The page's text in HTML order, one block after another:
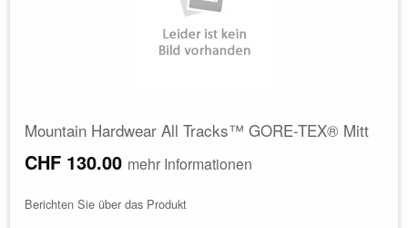
Mountain Hardwear All Tracks™ GORE-TEX® Mitt
CHF 130.00 mehr Informationen
Berichten Sie über das Produkt